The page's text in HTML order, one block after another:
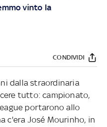
vinto la
CONDIVIDI
dalla straordinaria
tutto: campionato,
portarono allo
c'era José Mourinho, in